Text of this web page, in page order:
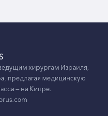
хирургам Израиля,
предлагая медицинскую
— на Кипре.